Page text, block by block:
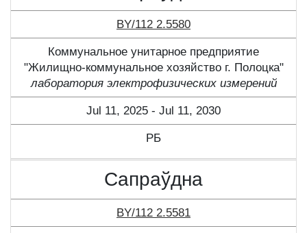
BY/112 2.5580
Коммунальное унитарное предприятие
"Жилищно-коммунальное хозяйство г. Полоцка"
лаборатория электрофизических измерений
Jul 11, 2025 - Jul 11, 2030
РБ
Сапраўдна
BY/112 2.5581